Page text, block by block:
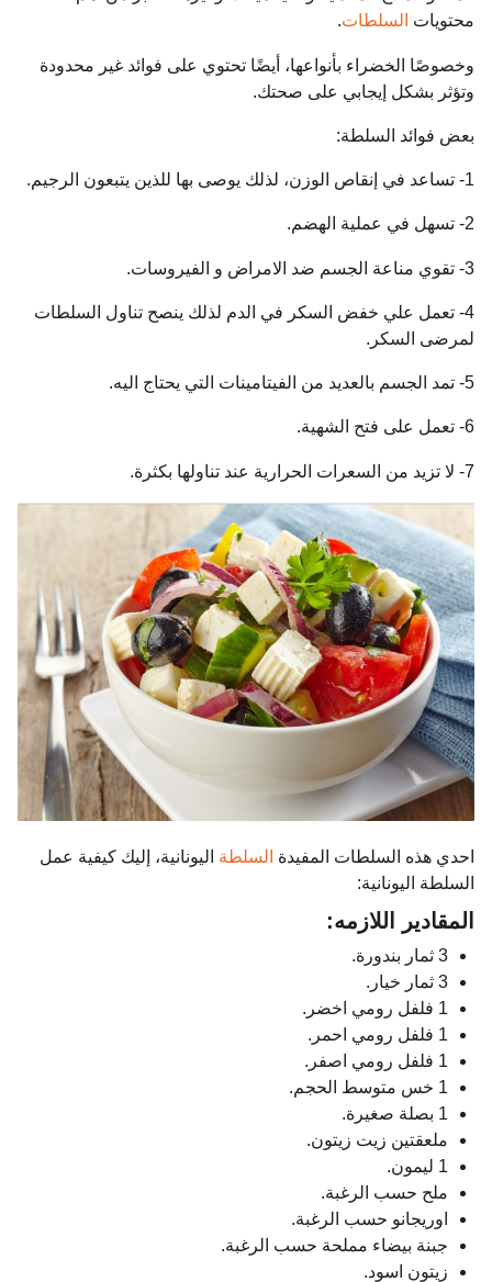
محتويات السلطات.
وخصوصًا الخضراء بأنواعها، أيضًا تحتوي على فوائد غير محدودة
وتؤثر بشكل إيجابي على صحتك.
بعض فوائد السلطة:
1- تساعد في إنقاص الوزن، لذلك يوصى بها للذين يتبعون الرجيم.
2- تسهل في عملية الهضم.
3- تقوي مناعة الجسم ضد الامراض و الفيروسات.
4- تعمل علي خفض السكر في الدم لذلك ينصح تناول السلطات
لمرضى السكر.
5- تمد الجسم بالعديد من الفيتامينات التي يحتاج اليه.
6- تعمل على فتح الشهية.
7- لا تزيد من السعرات الحرارية عند تناولها بكثرة.
احدي هذه السلطات المفيدة السلطة اليونانية، إليك كيفية عمل
السلطة اليونانية:
المقادير اللازمه:
3 ثمار بندورة.
3 ثمار خيار.
1 فلفل رومي اخضر.
1 فلفل رومي احمر.
1 فلفل رومي اصفر.
1 خس متوسط الحجم.
1 بصلة صغيرة.
ملعقتين زيت زيتون.
1 ليمون.
ملح حسب الرغبة.
اوريجانو حسب الرغبة.
جبنة بيضاء مملحة حسب الرغبة.
زيتون اسود.